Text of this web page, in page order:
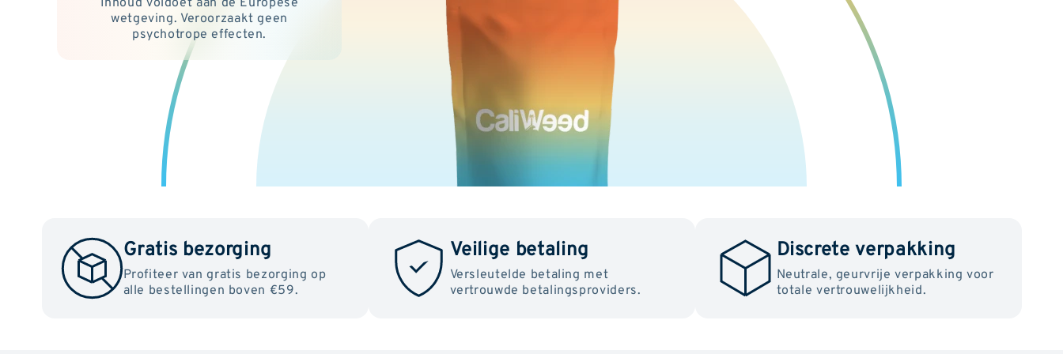
wetgeving. Veroorzaakt geen
psychotrope effecten.
Gratis bezorging
Profiteer van gratis bezorging op
alle bestellingen boven €59.
Veilige betaling
Versleutelde betaling met
vertrouwde betalingsproviders.
Discrete verpakking
Neutrale, geurvrije verpakking voor
totale vertrouwelijkheid.